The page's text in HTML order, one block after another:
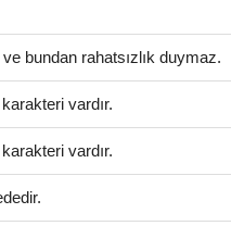
bundan rahatsızlık duymaz.
vardır.
vardır.